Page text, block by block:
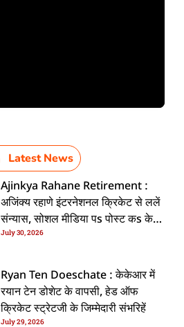
Latest News
Ajinkya Rahane Retirement :
अजिंक्य रहाणे इंटरनेशनल क्रिकेट से ललें
संन्यास, सोशल मीडिया पs पोस्ट कs के
कइलें एलान
July 30, 2026
Ryan Ten Doeschate : केकेआर में
रयान टेन डोशेट के वापसी, हेड ऑफ
क्रिकेट स्ट्रेटजी के जिम्मेदारी संभरिहें
July 29, 2026